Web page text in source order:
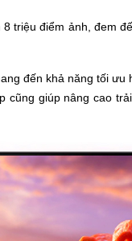
triệu điểm ảnh, đem
đến khả năng tối
giúp nâng cao